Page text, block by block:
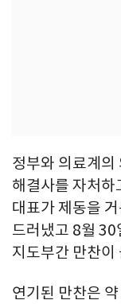
정부와 의료계의
해결사를 자처하
대표가 제동을
드러냈고 8월 30
지도부간 만찬이
연기된 만찬은